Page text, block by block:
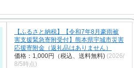
【ふるさと納税】【令和7年8月豪雨被
害支援緊急寄附受付】熊本県宇城市災害
応援寄附金（返礼品はありません）
価格：1,000円（税込、送料無料) (2026/
8/5時点)